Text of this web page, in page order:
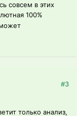
совсем в этих
100%
#3
только анализ,